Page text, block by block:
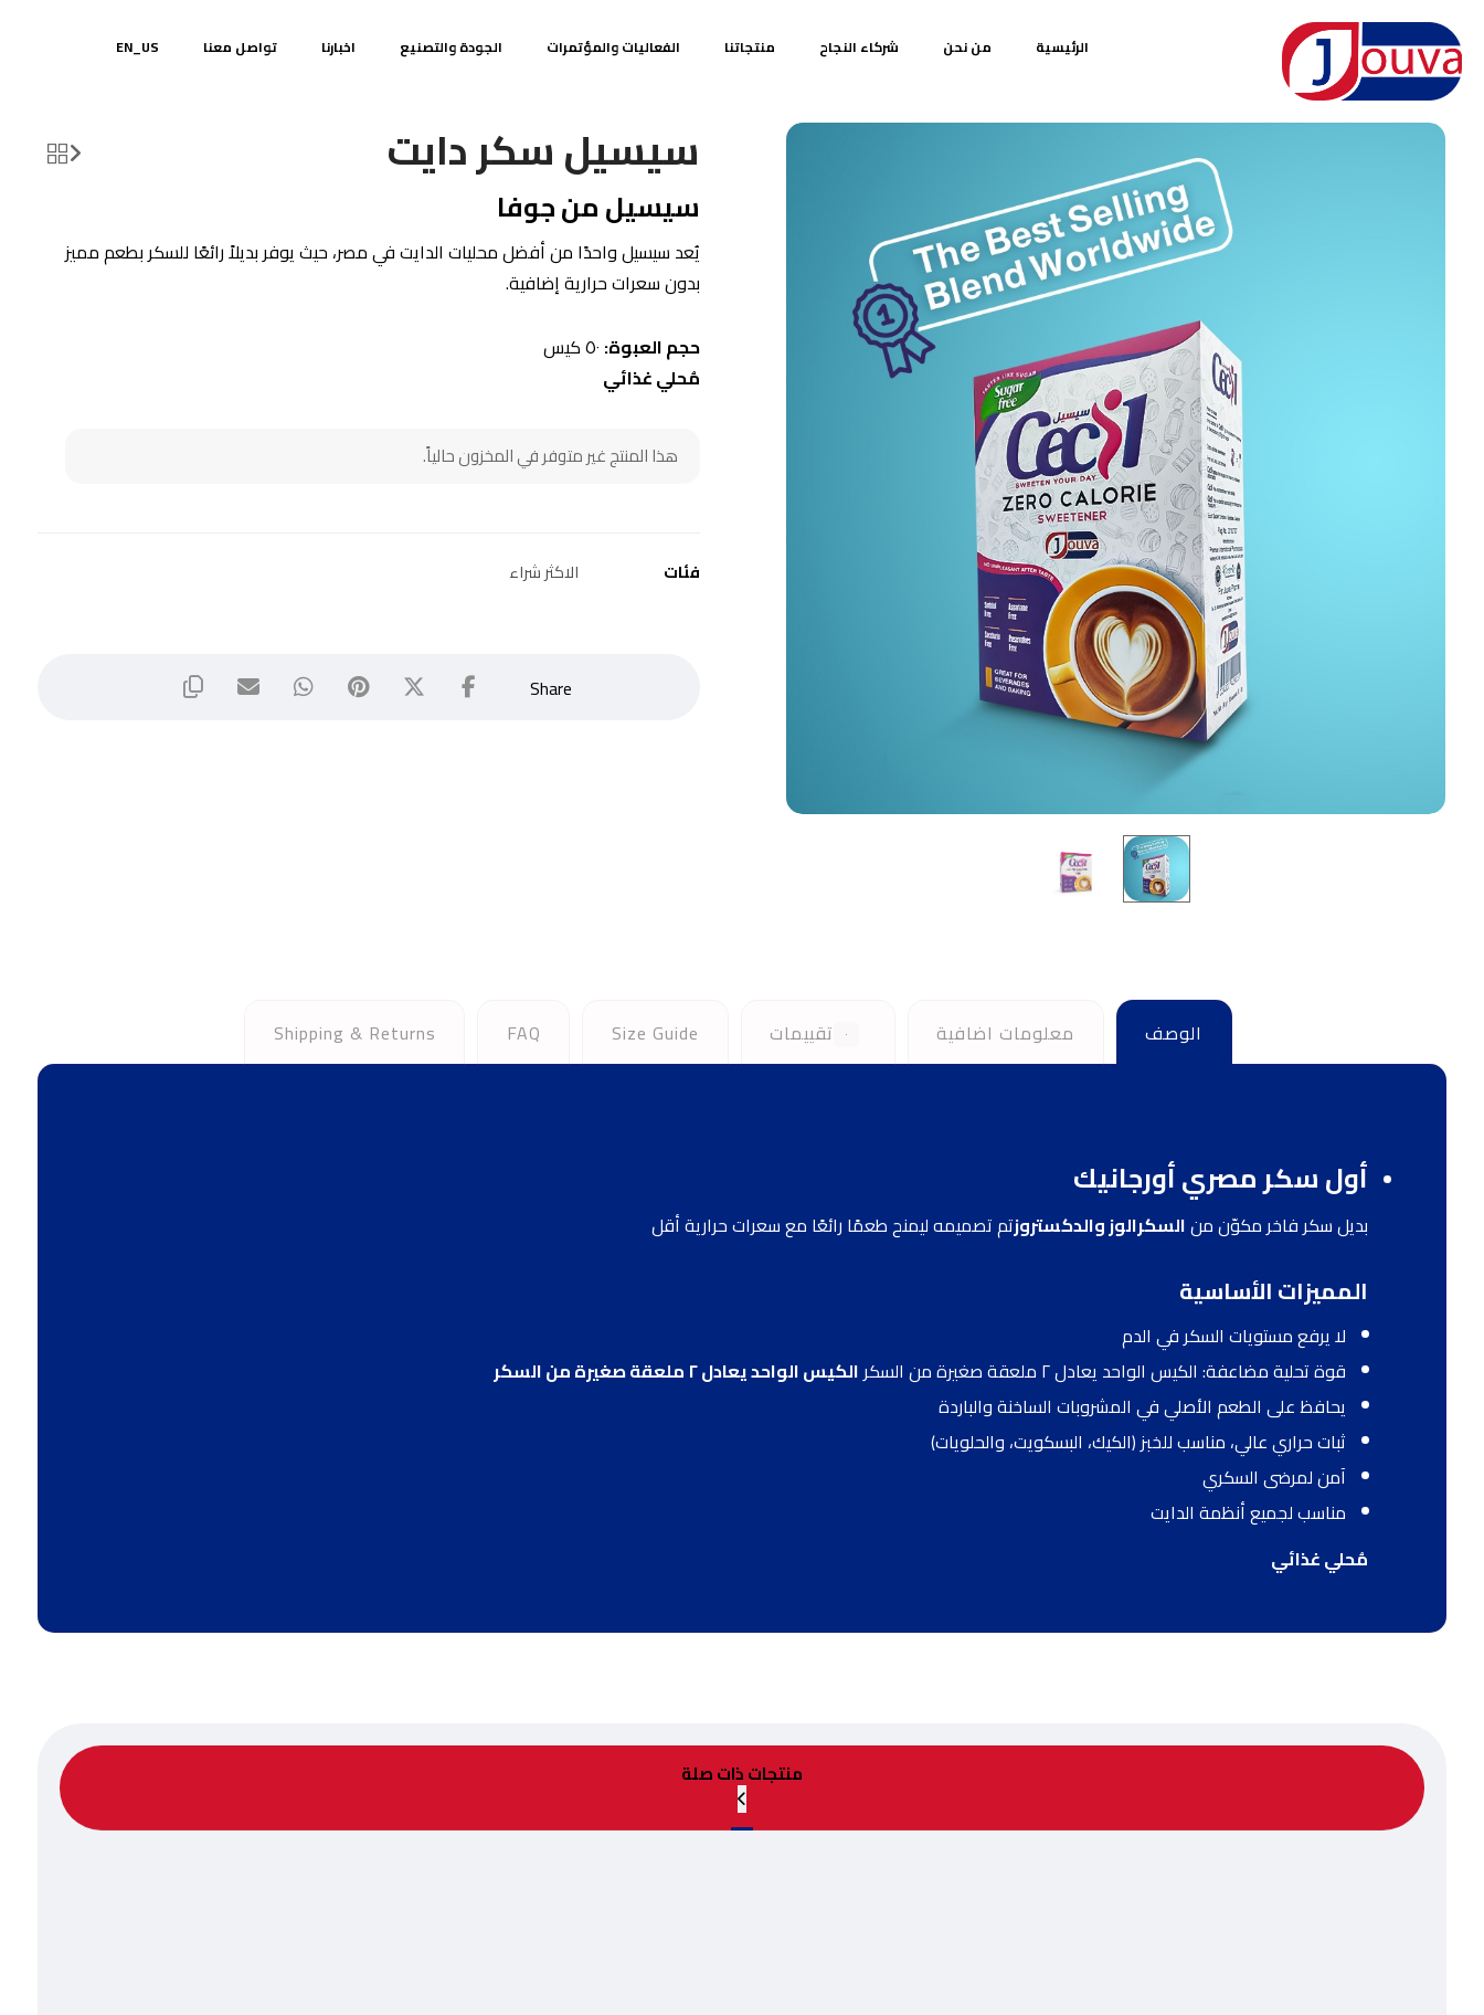
الرئيسية من نحن شركاء النجاح منتجاتنا الفعاليات والمؤتمرات الجودة والتصنيع اخبارنا تواصل معنا EN_US
سيسيل سكر دايت
سيسيل من جوفا
يُعد سيسيل واحدًا من أفضل محليات الدايت في مصر، حيث يوفر بديلاً رائعًا للسكر بطعم مميز
بدون سعرات حرارية إضافية.
حجم العبوة:
مُحلي غذائي
هذا المنتج غير متوفر في المخزون حالياً.
فئات الاكثر شراء
الوصف معلومات اضافية ٠ تقييمات Size Guide
FAQ
Shipping & Returns
أول سكر مصري أورجانيك
بديل سكر فاخر مكوّن منالسكرالوز والدكستروزتم تصميمه ليمنح طعمًا رائعًا مع سعرات حرارية أقل
المميزات الأساسية
لا يرفع مستويات السكر في الدم
قوة تحلية مضاعفة: الكيس الواحد يعادل ٢ ملعقة صغيرة من السكر
الكيس الواحد يعادل ٢ ملعقة صغيرة من السكر
يحافظ على الطعم الأصلي في المشروبات الساخنة والباردة
ثبات حراري عالي، مناسب للخبز (الكيك، البسكويت، والحلويات)
آمن لمرضى السكري
مناسب لجميع أنظمة الدايت
مُحلي غذائي
منتجات ذات صلة